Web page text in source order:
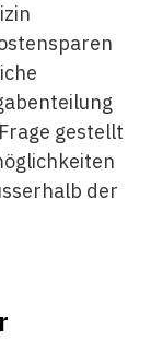
gestellt
der